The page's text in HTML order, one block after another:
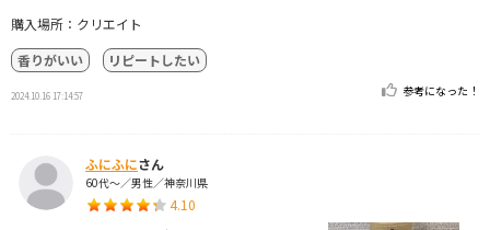
購入場所：クリエイト
香りがいい
リピートしたい
2024.10.16 17:14:57 参考になった！
ふにふにさん
60代～／男性／神奈川県
4.10